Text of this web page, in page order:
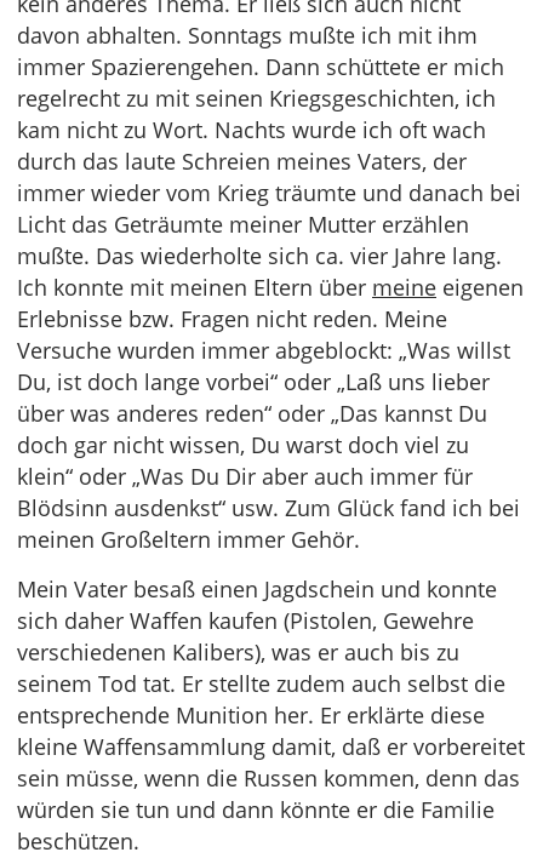
davon abhalten. Sonntags mußte ich mit ihm
immer Spazierengehen. Dann schüttete er mich
regelrecht zu mit seinen Kriegsgeschichten, ich
kam nicht zu Wort. Nachts wurde ich oft wach
durch das laute Schreien meines Vaters, der
immer wieder vom Krieg träumte und danach bei
Licht das Geträumte meiner Mutter erzählen
mußte. Das wiederholte sich ca. vier Jahre lang.
Ich konnte mit meinen Eltern über meine eigenen
Erlebnisse bzw. Fragen nicht reden. Meine
Versuche wurden immer abgeblockt: „Was willst
Du, ist doch lange vorbei“ oder „Laß uns lieber
über was anderes reden“ oder „Das kannst Du
doch gar nicht wissen, Du warst doch viel zu
klein“ oder „Was Du Dir aber auch immer für
Blödsinn ausdenkst“ usw. Zum Glück fand ich bei
meinen Großeltern immer Gehör.
Mein Vater besaß einen Jagdschein und konnte
sich daher Waffen kaufen (Pistolen, Gewehre
verschiedenen Kalibers), was er auch bis zu
seinem Tod tat. Er stellte zudem auch selbst die
entsprechende Munition her. Er erklärte diese
kleine Waffensammlung damit, daß er vorbereitet
sein müsse, wenn die Russen kommen, denn das
würden sie tun und dann könnte er die Familie
beschützen.